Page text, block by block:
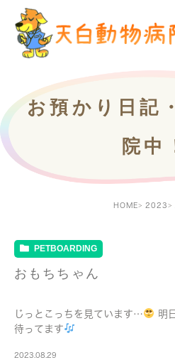
お預かり日記
院中
HOME 2023
PETBOARDING
おもちちゃん
じっとこっちを見ています… 明
待ってます
2023.08.29